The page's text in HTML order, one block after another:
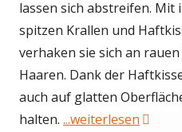
lassen sich abstreifen.
spitzen Krallen und
verhaken sie sich an
Haaren. Dank der
auch auf glatten
halten. ...weiterlesen